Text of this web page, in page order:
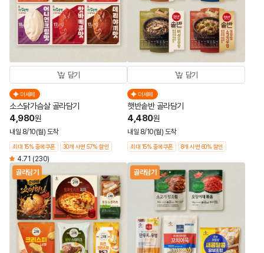
담기
더세페
소스닭가슴살 골라담기
4,980원
내일 8/10(월) 도착
최대 15% 중복쿠폰 30개 사면 57% 할인
4.71 (230)
담기
더세페
햇반솥반 골라담기
4,480원
내일 8/10(월) 도착
최대 15% 중복쿠폰 8개 사면 60% 할인
골라담기 골라담기